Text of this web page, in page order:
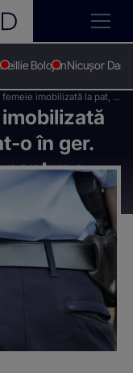
Ilie BolojanNicușor Dan
imobilizată la pat, a
o în ger. Întâmplare
o porțiune de pământ
o în ger.
pentru o